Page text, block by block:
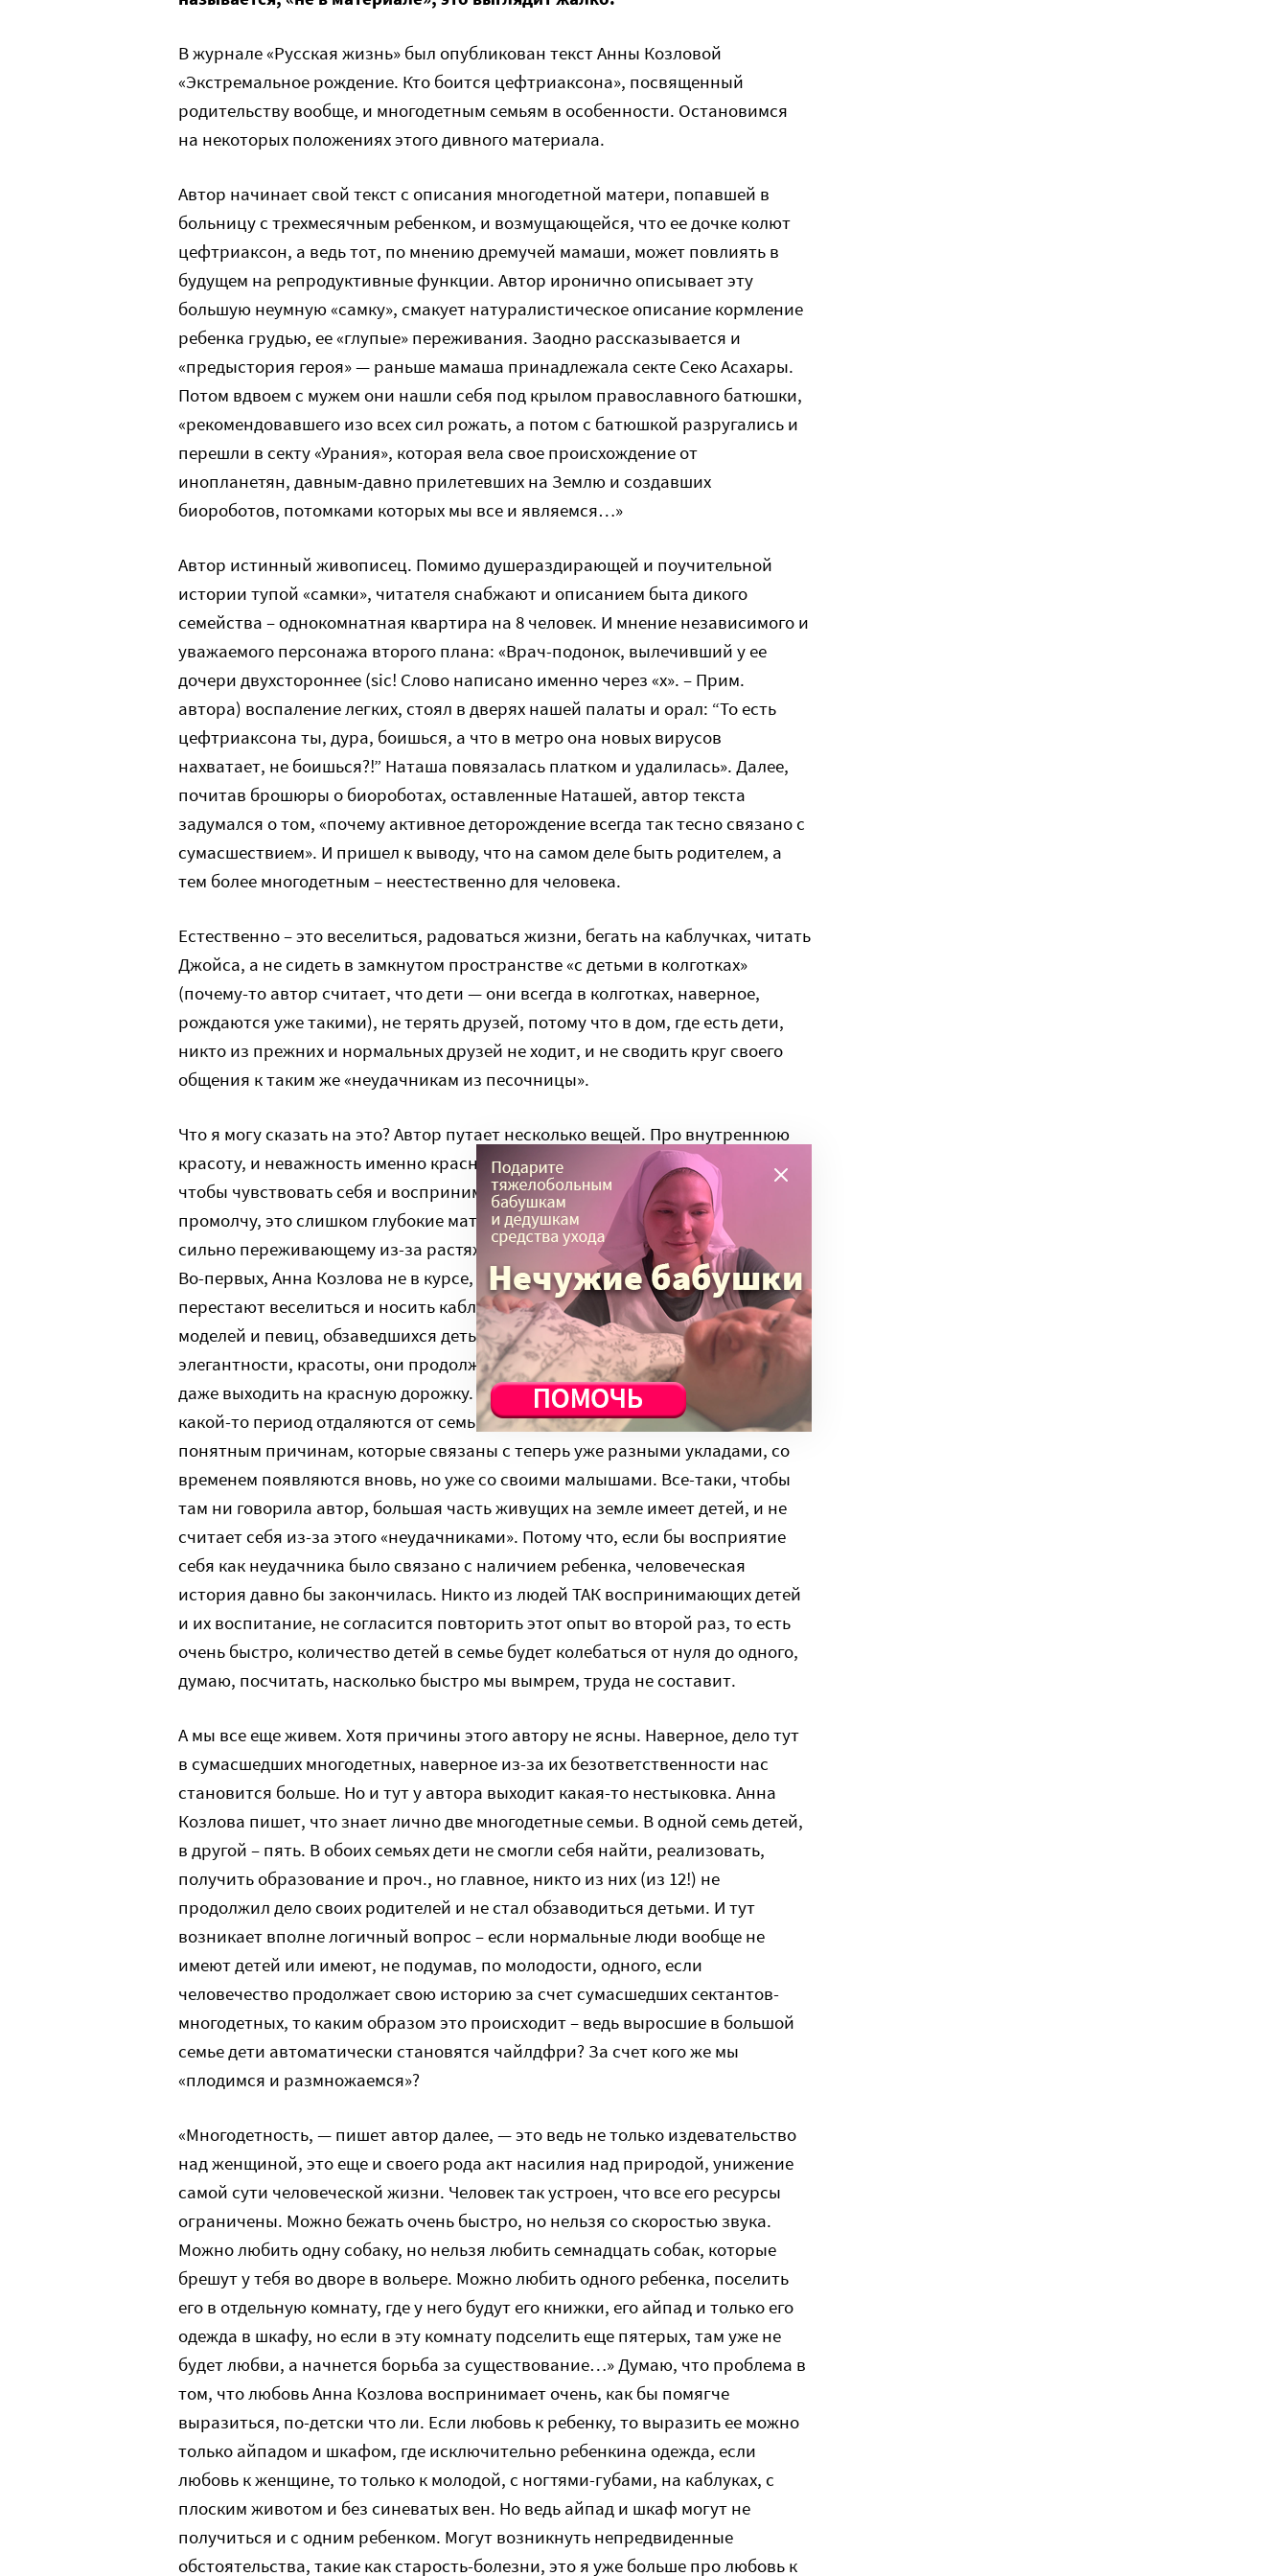
В журнале «Русская жизнь» был опубликован текст Анны Козловой
«Экстремальное рождение. Кто боится цефтриаксона», посвященный
родительству вообще, и многодетным семьям в особенности. Остановимся
на некоторых положениях этого дивного материала.
Автор начинает свой текст с описания многодетной матери, попавшей в
больницу с трехмесячным ребенком, и возмущающейся, что ее дочке колют
цефтриаксон, а ведь тот, по мнению дремучей мамаши, может повлиять в
будущем на репродуктивные функции. Автор иронично описывает эту
большую неумную «самку», смакует натуралистическое описание кормление
ребенка грудью, ее «глупые» переживания. Заодно рассказывается и
«предыстория героя» — раньше мамаша принадлежала секте Секо Асахары.
Потом вдвоем с мужем они нашли себя под крылом православного батюшки,
«рекомендовавшего изо всех сил рожать, а потом с батюшкой разругались и
перешли в секту «Урания», которая вела свое происхождение от
инопланетян, давным-давно прилетевших на Землю и создавших
биороботов, потомками которых мы все и являемся…»
Автор истинный живописец. Помимо душераздирающей и поучительной
истории тупой «самки», читателя снабжают и описанием быта дикого
семейства – однокомнатная квартира на 8 человек. И мнение независимого и
уважаемого персонажа второго плана: «Врач-подонок, вылечивший у ее
дочери двухстороннее (sic! Слово написано именно через «х». – Прим.
автора) воспаление легких, стоял в дверях нашей палаты и орал: “То есть
цефтриаксона ты, дура, боишься, а что в метро она новых вирусов
нахватает, не боишься?!” Наташа повязалась платком и удалилась». Далее,
почитав брошюры о биороботах, оставленные Наташей, автор текста
задумался о том, «почему активное деторождение всегда так тесно связано с
сумасшествием». И пришел к выводу, что на самом деле быть родителем, а
тем более многодетным – неестественно для человека.
Естественно – это веселиться, радоваться жизни, бегать на каблучках, читать
Джойса, а не сидеть в замкнутом пространстве «с детьми в колготках»
(почему-то автор считает, что дети — они всегда в колготках, наверное,
рождаются уже такими), не терять друзей, потому что в дом, где есть дети,
никто из прежних и нормальных друзей не ходит, и не сводить круг своего
общения к таким же «неудачникам из песочницы».
Что я могу сказать на это? Автор путает несколько вещей. Про внутреннюю
красоту, и неважность именно красного оттенка губной помады для того,
чтобы чувствовать себя и восприниматься окружающими красивой,
промолчу, это слишком глубокие материи, видимо, неблизкие человеку, так
сильно переживающему из-за растяжек на животе. Остановлюсь на другом.
Во-первых, Анна Козлова не в курсе, что с рождением детей женщины не
перестают веселиться и носить каблучки. Огромное число известных актрис,
моделей и певиц, обзаведшихся детьми, не перестали быть символами
элегантности, красоты, они продолжают участвовать в светской жизни и
даже выходить на красную дорожку. Во-вторых, друзья, даже если они на
какой-то период отдаляются от семьи, в которой появились дети, по
понятным причинам, которые связаны с теперь уже разными укладами, со
временем появляются вновь, но уже со своими малышами. Все-таки, чтобы
там ни говорила автор, большая часть живущих на земле имеет детей, и не
считает себя из-за этого «неудачниками». Потому что, если бы восприятие
себя как неудачника было связано с наличием ребенка, человеческая
история давно бы закончилась. Никто из людей ТАК воспринимающих детей
и их воспитание, не согласится повторить этот опыт во второй раз, то есть
очень быстро, количество детей в семье будет колебаться от нуля до одного,
думаю, посчитать, насколько быстро мы вымрем, труда не составит.
А мы все еще живем. Хотя причины этого автору не ясны. Наверное, дело тут
в сумасшедших многодетных, наверное из-за их безответственности нас
становится больше. Но и тут у автора выходит какая-то нестыковка. Анна
Козлова пишет, что знает лично две многодетные семьи. В одной семь детей,
в другой – пять. В обоих семьях дети не смогли себя найти, реализовать,
получить образование и проч., но главное, никто из них (из 12!) не
продолжил дело своих родителей и не стал обзаводиться детьми. И тут
возникает вполне логичный вопрос – если нормальные люди вообще не
имеют детей или имеют, не подумав, по молодости, одного, если
человечество продолжает свою историю за счет сумасшедших сектантов-
многодетных, то каким образом это происходит – ведь выросшие в большой
семье дети автоматически становятся чайлдфри? За счет кого же мы
«плодимся и размножаемся»?
«Многодетность, — пишет автор далее, — это ведь не только издевательство
над женщиной, это еще и своего рода акт насилия над природой, унижение
самой сути человеческой жизни. Человек так устроен, что все его ресурсы
ограничены. Можно бежать очень быстро, но нельзя со скоростью звука.
Можно любить одну собаку, но нельзя любить семнадцать собак, которые
брешут у тебя во дворе в вольере. Можно любить одного ребенка, поселить
его в отдельную комнату, где у него будут его книжки, его айпад и только его
одежда в шкафу, но если в эту комнату подселить еще пятерых, там уже не
будет любви, а начнется борьба за существование…» Думаю, что проблема в
том, что любовь Анна Козлова воспринимает очень, как бы помягче
выразиться, по-детски что ли. Если любовь к ребенку, то выразить ее можно
только айпадом и шкафом, где исключительно ребенкина одежда, если
любовь к женщине, то только к молодой, с ногтями-губами, на каблуках, с
плоским животом и без синеватых вен. Но ведь айпад и шкаф могут не
получиться и с одним ребенком. Могут возникнуть непредвиденные
обстоятельства, такие как старость-болезни, это я уже больше про любовь к